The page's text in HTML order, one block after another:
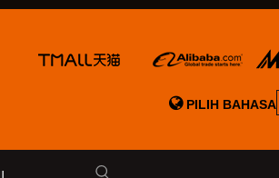
PILIH BAHASA